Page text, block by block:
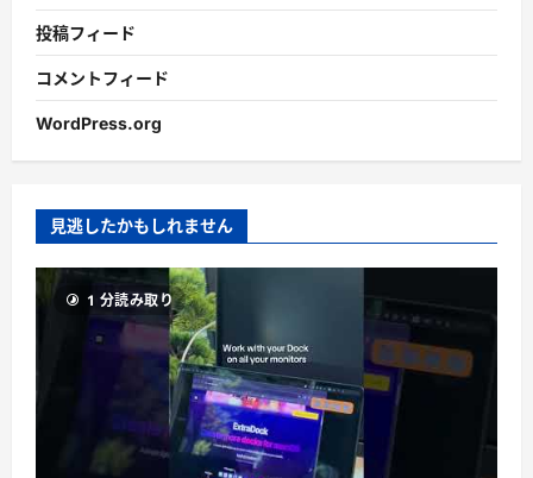
投稿フィード
コメントフィード
WordPress.org
見逃したかもしれません
1 分読み取り